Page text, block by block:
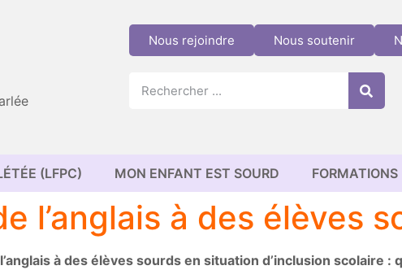
Nous rejoindre Nous soutenir
(LFPC) MON ENFANT EST SOURD FORMATIONS
l’anglais à des élèves
à des élèves sourds en situation d’inclusion scolaire :